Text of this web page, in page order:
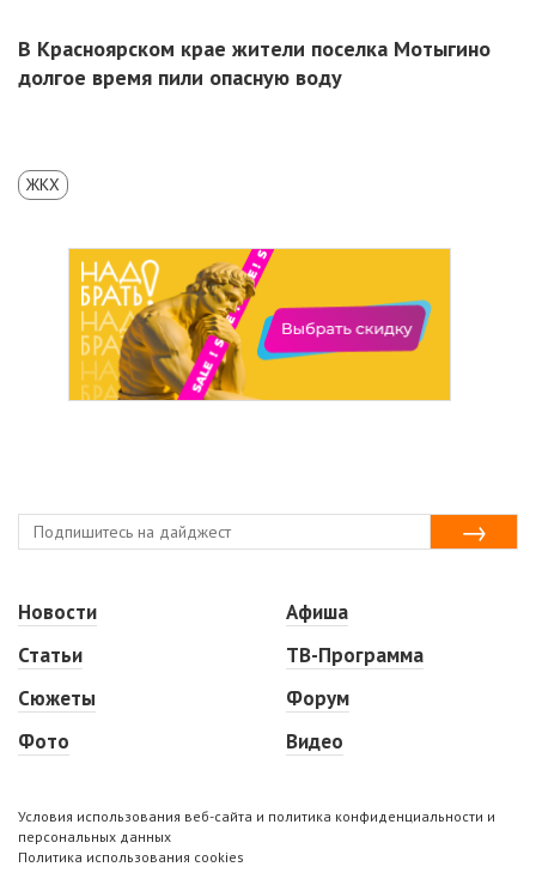
В Красноярском крае жители поселка Мотыгино
долгое время пили опасную воду
ЖКХ
Новости
Статьи
Сюжеты
Фото
Афиша
ТВ-Программа
Форум
Видео
Условия использования веб-сайта и политика конфиденциальности и
персональных данных
Политика использования cookies